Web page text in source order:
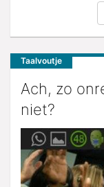
Taalvoutje
Ach, zo
niet?